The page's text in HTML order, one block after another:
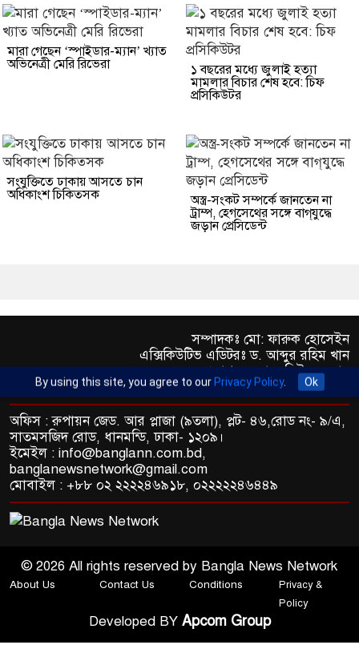
মারা গেছেন ‘স্পাইডার-ম্যান’ খ্যাত
অভিনেত্রী মেরি রিভেরা
১ বছরের মধ্যে জুলাই হত্যা
মামলার বিচার শেষ হবে: চিফ
প্রসিকিউটর
সংযুক্তিতে ঢাকায় আসতে চান
অধিকাংশ চিকিত্সক
অস্ত্র-সংকট সম্পর্কে জানতেন না
ট্রাম্প, হেগসেথের সঙ্গে বাগ্‌যুদ্ধে
জড়ান প্রেসিডেন্ট
সম্পাদকঃ মো: ফারুক হোসেইন
এক্সিকিউটিভ এডিটরঃ ড. আব্দুর রহিম খান
প্রকাশকঃ মো: মতিউর রহমান
অফিস : রুপায়ন জেড. আর প্লাজা (৯তলা), প্লট- ৪৬,রোড নং- ৯/এ,
সাতমসজিদ রোড, ধানমন্ডি, ঢাকা- ১২০৯।
ইমেইল : info@banglann.com.bd,
banglanewsnetwork@gmail.com
মোবাইল : +৮৮ ০২ ২২২২৪৬৯১৮, ০২২২২২৪৬৪৪৯
© 2026 All rights reserved by Bangla News Network
About Us Contact Us Conditions
Privacy &
Policy
Developed BY Apcom Group
By using this site, you agree to ourPrivacy Policy. Ok